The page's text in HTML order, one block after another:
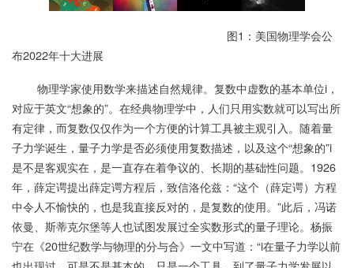
图1：美国物理学会公
布2022年十大进展
物理学家使用数学来描述自然规律。复数中虚数的基本单位i，
对应于英文“想象的”。在经典物理学中，人们只用实数就可以写出所
有定律，而复数仅仅作为一个方便的计算工具被主观引入。随着量
子力学诞生，量子力学是否必须使用复数描述，以及这个“想象的”i
是不是客观实在，是一直存在着争议的、长期的基础性问题。1926
年，薛定谔提出薛定谔方程后，致信洛伦兹：“这个（薛定谔）方程
中令人不愉快的，也是我直接反对的，是复数的使用。”此后，冯诺
依曼、斯蒂克尔堡等人也试图发展过全实数形式的量子理论。杨振
宁在《20世纪数学与物理的分与合》一文中写道：“i在量子力学以前